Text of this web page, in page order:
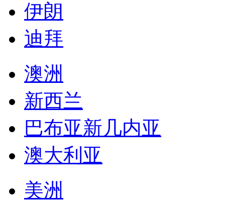
伊朗
迪拜
澳洲
新西兰
巴布亚新几内亚
澳大利亚
美洲